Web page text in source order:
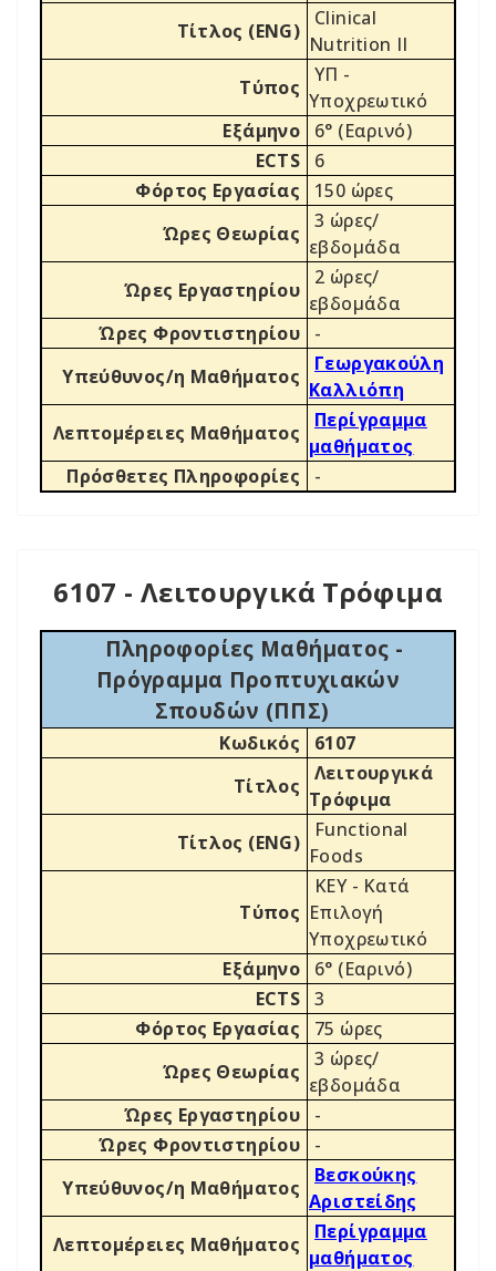
Τίτλος (ENG)
Clinical
Nutrition II
Τύπος
ΥΠ -
Υποχρεωτικό
Εξάμηνο
6° (Εαρινό)
ECTS
6
Φόρτος Εργασίας
150 ώρες
Ώρες Θεωρίας
3 ώρες/
εβδομάδα
Ώρες Εργαστηρίου
2 ώρες/
εβδομάδα
Ώρες Φροντιστηρίου
-
Υπεύθυνος/η Μαθήματος
Γεωργακούλη
Καλλιόπη
Λεπτομέρειες Μαθήματος
Περίγραμμα
μαθήματος
Πρόσθετες Πληροφορίες
-
6107 - Λειτουργικά Τρόφιμα
Πληροφορίες Μαθήματος -
Πρόγραμμα Προπτυχιακών
Σπουδών (ΠΠΣ)
Κωδικός
6107
Τίτλος
Λειτουργικά
Τρόφιμα
Τίτλος (ENG)
Functional
Foods
Τύπος
ΚΕΥ - Κατά
Επιλογή
Υποχρεωτικό
Εξάμηνο
6° (Εαρινό)
ECTS 3
Φόρτος Εργασίας
75 ώρες
Ώρες Θεωρίας
3 ώρες/
εβδομάδα
Ώρες Εργαστηρίου
-
Ώρες Φροντιστηρίου
-
Υπεύθυνος/η Μαθήματος
Βεσκούκης
Αριστείδης
Λεπτομέρειες Μαθήματος
Περίγραμμα
μαθήματος